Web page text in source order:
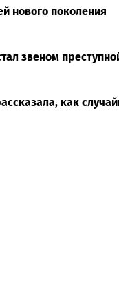
нового поколения
звеном
как